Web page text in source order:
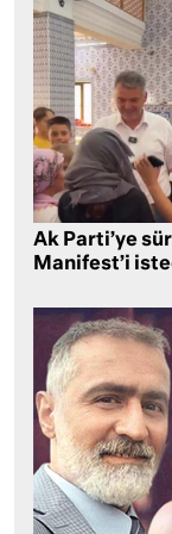
Ak Parti’ye
Manifest’i